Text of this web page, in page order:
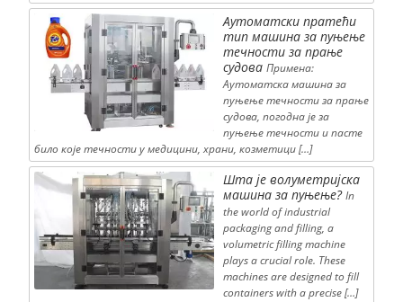
Аутоматски пратећи
тип машина за пуњење
течности за прање
судова Примена:
Аутоматска машина за
пуњење течности за прање
судова, погодна је за
пуњење течности и пасте
било које течности у медицини, храни, козметици […]
Шта је волуметријска
машина за пуњење? In
the world of industrial
packaging and filling, a
volumetric filling machine
plays a crucial role. These
machines are designed to fill
containers with a precise […]